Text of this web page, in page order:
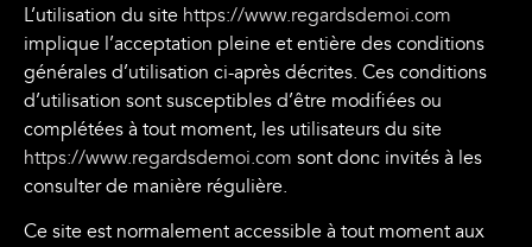
L’utilisation du site https://www.regardsdemoi.com
implique l’acceptation pleine et entière des conditions
générales d’utilisation ci-après décrites. Ces conditions
d’utilisation sont susceptibles d’être modifiées ou
complétées à tout moment, les utilisateurs du site
https://www.regardsdemoi.com sont donc invités à les
consulter de manière régulière.
Ce site est normalement accessible à tout moment aux